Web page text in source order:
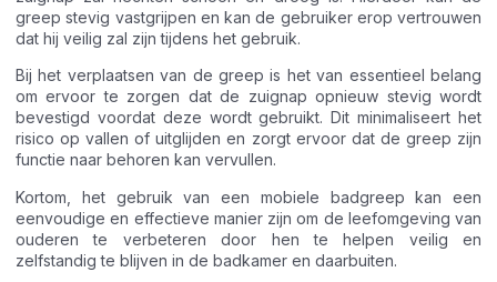
greep stevig vastgrijpen en kan de gebruiker erop vertrouwen
dat hij veilig zal zijn tijdens het gebruik.
Bij het verplaatsen van de greep is het van essentieel belang
om ervoor te zorgen dat de zuignap opnieuw stevig wordt
bevestigd voordat deze wordt gebruikt. Dit minimaliseert het
risico op vallen of uitglijden en zorgt ervoor dat de greep zijn
functie naar behoren kan vervullen.
Kortom, het gebruik van een mobiele badgreep kan een
eenvoudige en effectieve manier zijn om de leefomgeving van
ouderen te verbeteren door hen te helpen veilig en
zelfstandig te blijven in de badkamer en daarbuiten.